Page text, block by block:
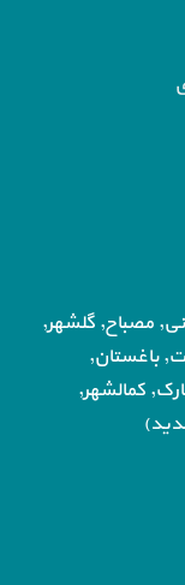
مصباح, گلشهر,
باغستان,
کمالشهر,